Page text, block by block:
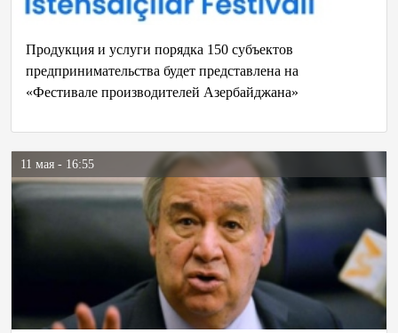
Продукция и услуги порядка 150 субъектов
предпринимательства будет представлена на
«Фестивале производителей Азербайджана»
11 мая - 16:55